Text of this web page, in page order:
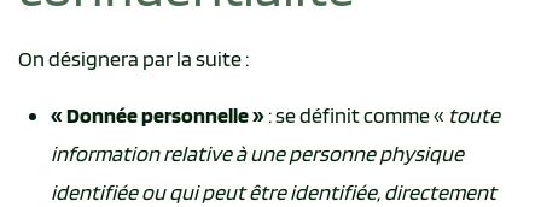
On désignera par la suite :
« Donnée personnelle »: se définit comme « toute
information relative à une personne physique
identifiée ou qui peut être identifiée, directement